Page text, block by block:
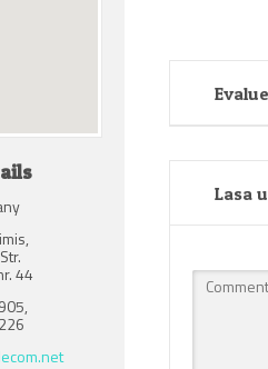
44
Lasa